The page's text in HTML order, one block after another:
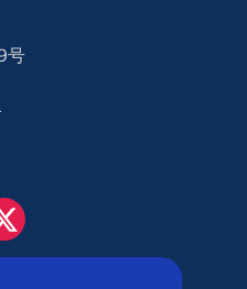
号